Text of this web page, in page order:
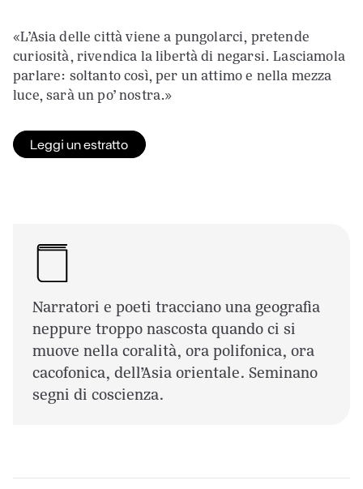
«L’Asia delle città viene a pungolarci, pretende
curiosità, rivendica la libertà di negarsi. Lasciamola
parlare: soltanto così, per un attimo e nella mezza
luce, sarà un po’ nostra.»
Leggi un estratto
Narratori e poeti tracciano una geografia
neppure troppo nascosta quando ci si
muove nella coralità, ora polifonica, ora
cacofonica, dell’Asia orientale. Seminano
segni di coscienza.